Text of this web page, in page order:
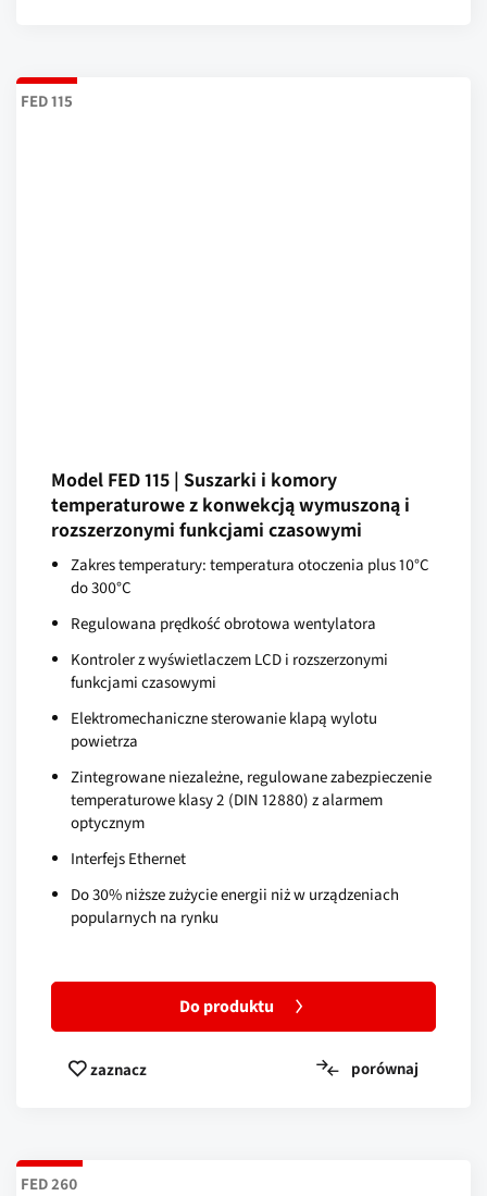
FED 115
Model FED 115 | Suszarki i komory
temperaturowe z konwekcją wymuszoną i
rozszerzonymi funkcjami czasowymi
Zakres temperatury: temperatura otoczenia plus 10°C
do 300°C
Regulowana prędkość obrotowa wentylatora
Kontroler z wyświetlaczem LCD i rozszerzonymi
funkcjami czasowymi
Elektromechaniczne sterowanie klapą wylotu
powietrza
Zintegrowane niezależne, regulowane zabezpieczenie
temperaturowe klasy 2 (DIN 12880) z alarmem
optycznym
Interfejs Ethernet
Do 30% niższe zużycie energii niż w urządzeniach
popularnych na rynku
Do produktu
zaznacz porównaj
FED 260